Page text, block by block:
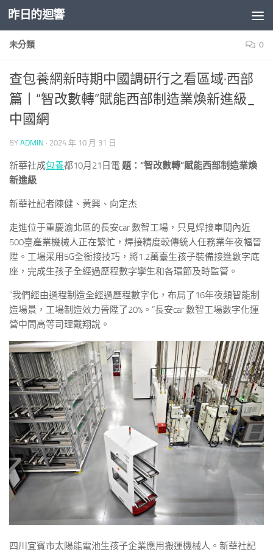
Skip to content
昨日的迴響
未分類 0
查包養網新時期中國調研行之看區域·西部
篇丨“智改數轉”賦能西部制造業煥新進級_
中國網
BY ADMIN · 2024 年 10 月 31 日
新華社成包養都10月21日電題：“智改數轉”賦能西部制造業煥
新進級
新華社記者陳健、黃興、向定杰
走進位于重慶渝北區的長安car 數智工場，只見焊接車間內近
500臺產業機械人正在繁忙，焊接精度較傳統人任務業年夜幅晉
陞。工場采用5G全銜接技巧，將1.2萬臺生孩子裝備接進數字底
座，完成生孩子全經過歷程數字孿生和各環節及時監管。
“我們經由過程制造全經過歷程數字化，布局了16年夜類智能制
造場景，工場制造效力晉陞了20%。”長安car 數智工場數字化運
營中間高等司理戴翔說。
四川宜賓市太陽能電池生孩子企業應用搬運機械人。新華社記